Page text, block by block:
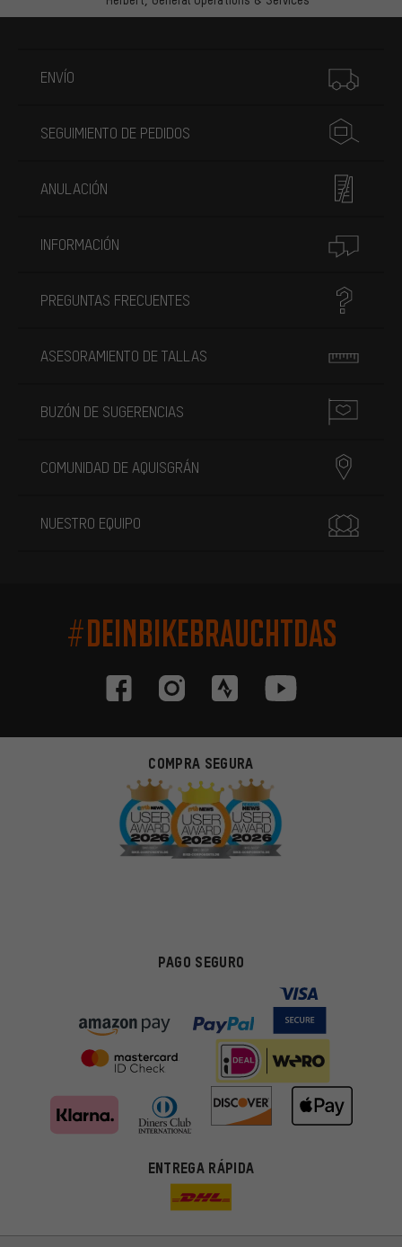
ENVÍO
SEGUIMIENTO DE PEDIDOS
ANULACIÓN
INFORMACIÓN
PREGUNTAS FRECUENTES
ASESORAMIENTO DE TALLAS
BUZÓN DE SUGERENCIAS
COMUNIDAD DE AQUISGRÁN
NUESTRO EQUIPO
#DEINBIKEBRAUCHTDAS
COMPRA SEGURA
PAGO SEGURO
ENTREGA RÁPIDA